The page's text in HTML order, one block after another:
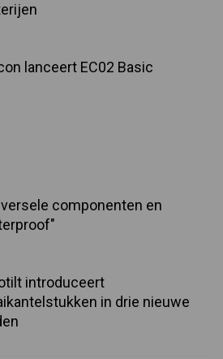
lanceert EC02 Basic
componenten en
introduceert
in drie nieuwe